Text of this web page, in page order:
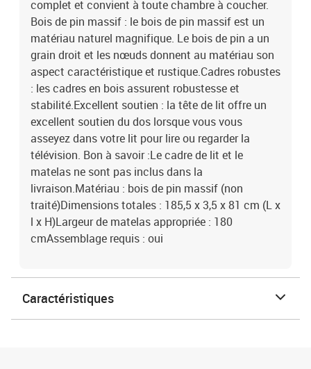
complet et convient à toute chambre à coucher.
Bois de pin massif : le bois de pin massif est un
matériau naturel magnifique. Le bois de pin a un
grain droit et les nœuds donnent au matériau son
aspect caractéristique et rustique.Cadres robustes
: les cadres en bois assurent robustesse et
stabilité.Excellent soutien : la tête de lit offre un
excellent soutien du dos lorsque vous vous
asseyez dans votre lit pour lire ou regarder la
télévision. Bon à savoir :Le cadre de lit et le
matelas ne sont pas inclus dans la
livraison.Matériau : bois de pin massif (non
traité)Dimensions totales : 185,5 x 3,5 x 81 cm (L x
l x H)Largeur de matelas appropriée : 180
cmAssemblage requis : oui
Caractéristiques